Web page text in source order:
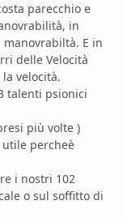
parecchio e
in
E in
delle Velocità
velocità.
talenti psionici
più volte )
utile percheè
i nostri 102
o sul soffitto di